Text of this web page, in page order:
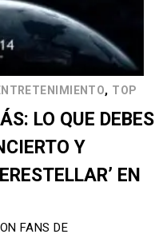
, TOP
LO QUE DEBES
Y
EN
FANS DE